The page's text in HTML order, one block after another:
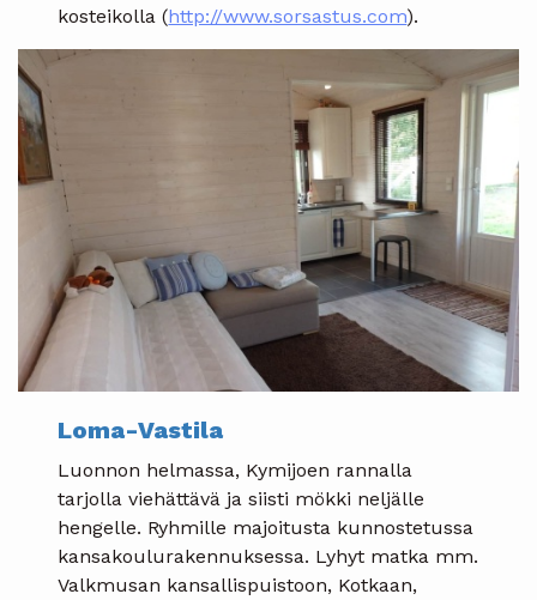
kosteikolla (http://www.sorsastus.com).
Loma-Vastila
Luonnon helmassa, Kymijoen rannalla
tarjolla viehättävä ja siisti mökki neljälle
hengelle. Ryhmille majoitusta kunnostetussa
kansakoulurakennuksessa. Lyhyt matka mm.
Valkmusan kansallispuistoon, Kotkaan,